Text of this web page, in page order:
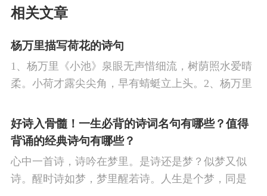
相关文章
杨万里描写荷花的诗句
1、杨万里《小池》泉眼无声惜细流，树荫照水爱晴
柔。小荷才露尖尖角，早有蜻蜓立上头。2、杨万里
与四时同。接天莲叶无穷碧，映日荷花别样红。
好诗入骨髓！一生必背的诗词名句有哪些？值得
背诵的经典诗句有哪些？
心中一首诗，诗吟在梦里。是诗还是梦？似梦又似
诗。醒时诗如梦，梦里醒若诗。人生是个梦，同是